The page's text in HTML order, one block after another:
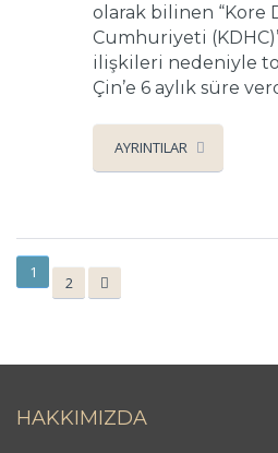
olarak bilinen “Kore
Cumhuriyeti
ilişkileri nedeniyle
Çin’e 6 aylık süre
AYRINTILAR
1
2
HAKKIMIZDA